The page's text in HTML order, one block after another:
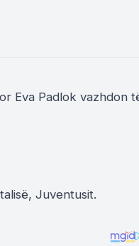
Eva Padlok vazhdon
Juventusit.